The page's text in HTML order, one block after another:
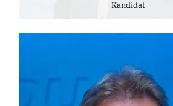
Kandidat